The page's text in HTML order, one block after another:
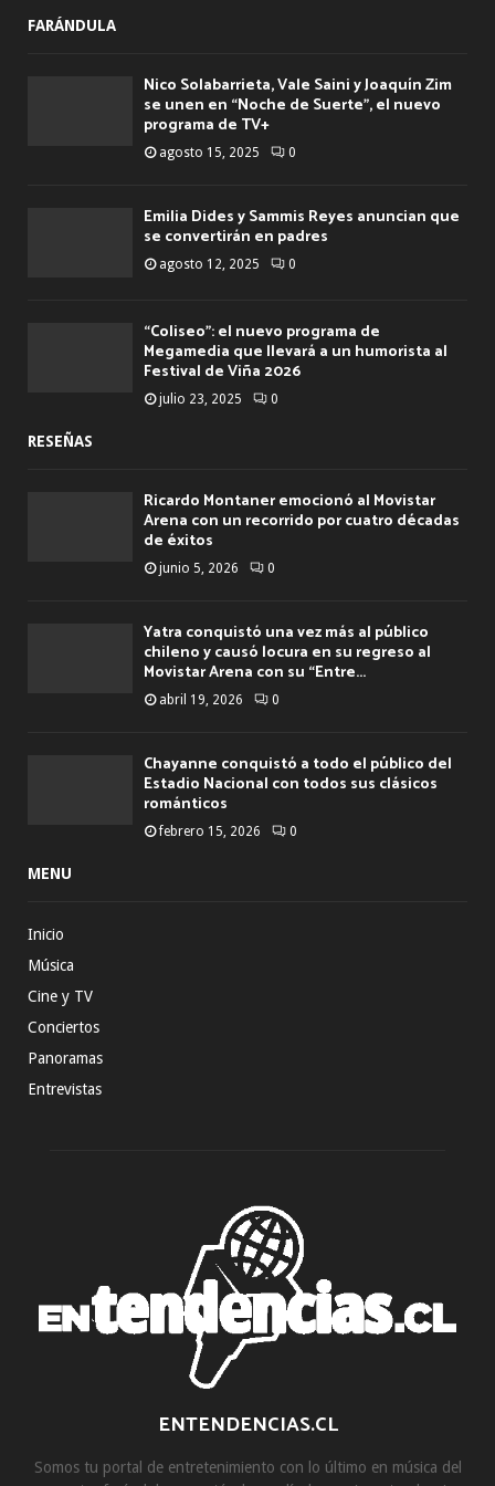
FARÁNDULA
Nico Solabarrieta, Vale Saini y Joaquín Zim
se unen en “Noche de Suerte”, el nuevo
programa de TV+
agosto 15, 2025 0
Emilia Dides y Sammis Reyes anuncian que
se convertirán en padres
agosto 12, 2025 0
“Coliseo”: el nuevo programa de
Megamedia que llevará a un humorista al
Festival de Viña 2026
julio 23, 2025 0
RESEÑAS
Ricardo Montaner emocionó al Movistar
Arena con un recorrido por cuatro décadas
de éxitos
junio 5, 2026 0
Yatra conquistó una vez más al público
chileno y causó locura en su regreso al
Movistar Arena con su “Entre...
abril 19, 2026 0
Chayanne conquistó a todo el público del
Estadio Nacional con todos sus clásicos
románticos
febrero 15, 2026 0
MENU
Inicio
Música
Cine y TV
Conciertos
Panoramas
Entrevistas
ENTENDENCIAS.CL
Somos tu portal de entretenimiento con lo último en música del